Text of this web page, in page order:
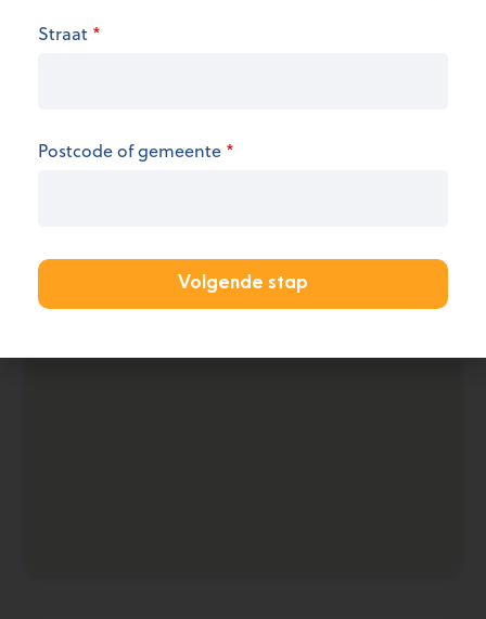
We hebben op dit moment geen informatie over
Straat *
Postcode of gemeente *
Volgende stap